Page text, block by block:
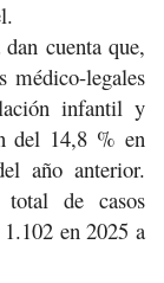
cuenta que,
médico-legales
infantil y
del 14,8 % en
año anterior.
de casos
en 2025 a